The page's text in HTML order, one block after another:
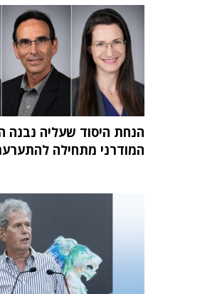
הנחת היסוד שעליה נבנה
המודרני מתחילה